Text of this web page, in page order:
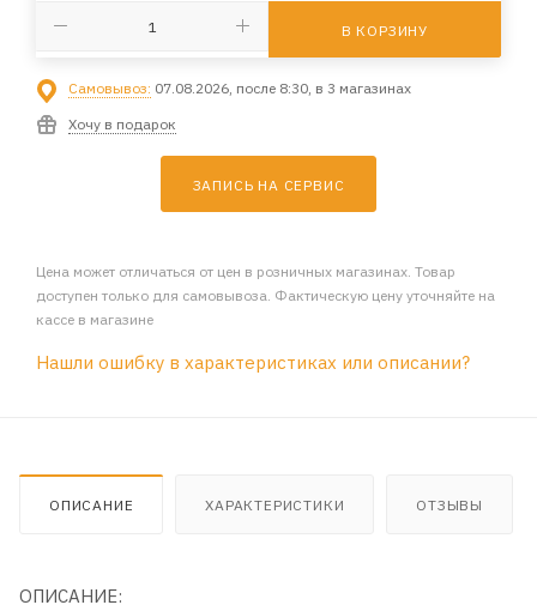
В КОРЗИНУ
Самовывоз: 07.08.2026, после 8:30, в 3 магазинах
Хочу в подарок
ЗАПИСЬ НА СЕРВИС
Цена может отличаться от цен в розничных магазинах. Товар
доступен только для самовывоза. Фактическую цену уточняйте на
кассе в магазине
Нашли ошибку в характеристиках или описании?
ОПИСАНИЕ ХАРАКТЕРИСТИКИ ОТЗЫВЫ
ОПИСАНИЕ: